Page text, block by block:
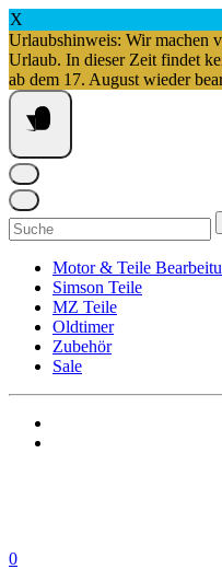
X
Urlaubshinweis: Wir machen
Urlaub. In dieser Zeit findet
ab dem 17. August wieder
Springe
zum
Inhalt
Suchen
nach:
Motor & Teile
Simson Teile
MZ Teile
Oldtimer
Zubehör
Sale
0